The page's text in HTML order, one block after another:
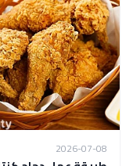
2026-07-08